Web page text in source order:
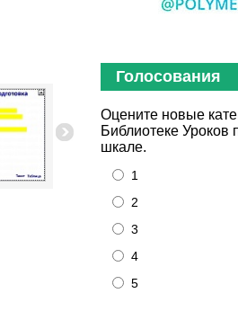
Голосования
Оцените новые
Библиотеке Уроков
шкале.
1
2
3
4
5